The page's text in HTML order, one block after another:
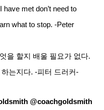
have met don’t need to
what to stop. -Peter
을 할지 배울 필요가 없다.
는지다. -피터 드러커-
@coachgoldsmith